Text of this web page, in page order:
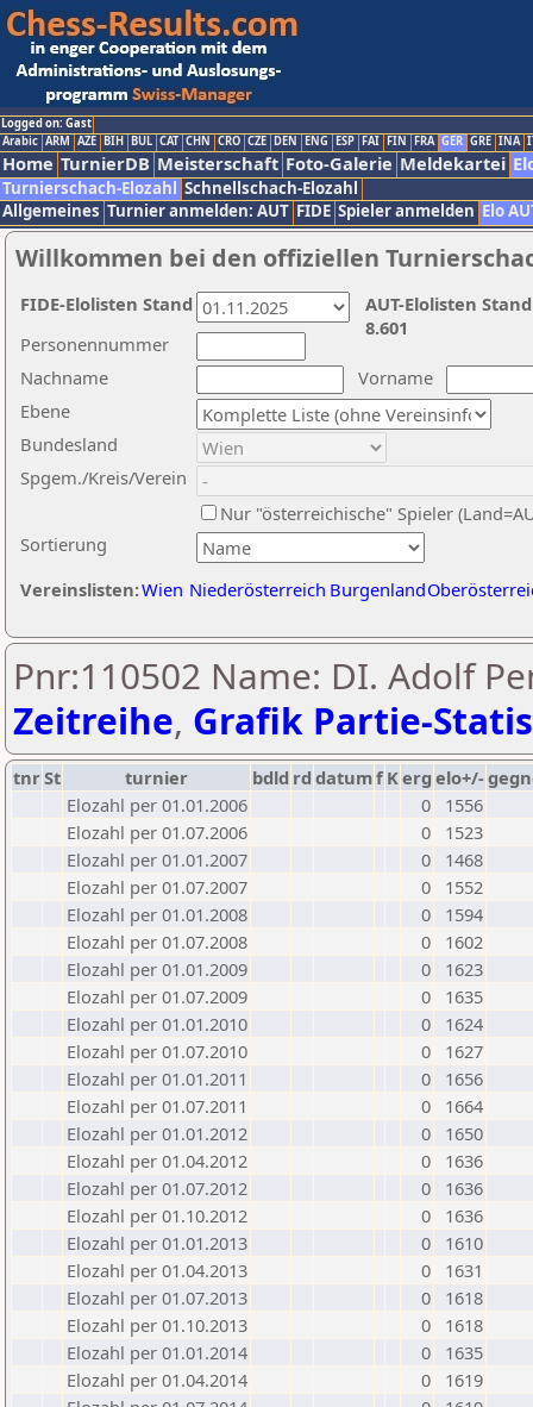
Logged on: Gast
Arabic ARM AZE BIH BUL CAT CHN CRO CZE DEN ENG ESP FAI FIN FRA GER GRE INA
Home TurnierDB Meisterschaft Foto-Galerie Meldekartei
Turnierschach-Elozahl Schnellschach-Elozahl
Allgemeines Turnier anmelden: AUT FIDE Spieler anmelden Elo
Willkommen bei den offiziellen
Nachname
Vorname
Ebene
Sortierung
Personennummer
Bundesland
Spgem./Kreis/Verein
Nur "österreichische" Spieler
Vereinslisten:Wien Niederösterreich Burgenland
AUT-Elolisten
8.601
FIDE-Elolisten Stand
Pnr:110502 Name: DI. Adolf
Zeitreihe, Grafik Partie-
tnrSt turnier bdld rd datumf Kerg elo+/-
Elozahl per 01.01.2006
0
1556
Elozahl per 01.07.2006
0
1523
Elozahl per 01.01.2007
0
1468
Elozahl per 01.07.2007
0
1552
Elozahl per 01.01.2008
0
1594
Elozahl per 01.07.2008
0
1602
Elozahl per 01.01.2009
0
1623
Elozahl per 01.07.2009
0
1635
Elozahl per 01.01.2010
0
1624
Elozahl per 01.07.2010
0
1627
Elozahl per 01.01.2011
0
1656
Elozahl per 01.07.2011
0
1664
Elozahl per 01.01.2012
0
1650
Elozahl per 01.04.2012
0
1636
Elozahl per 01.07.2012
0
1636
Elozahl per 01.10.2012
0
1636
Elozahl per 01.01.2013
0
1610
Elozahl per 01.04.2013
0
1631
Elozahl per 01.07.2013
0
1618
Elozahl per 01.10.2013
0
1618
Elozahl per 01.01.2014
0
1635
Elozahl per 01.04.2014
0
1619